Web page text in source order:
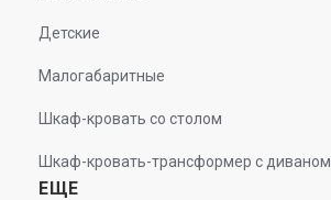
Детские
Малогабаритные
Шкаф-кровать со столом
Шкаф-кровать-трансформер с диваном
ЕЩЕ